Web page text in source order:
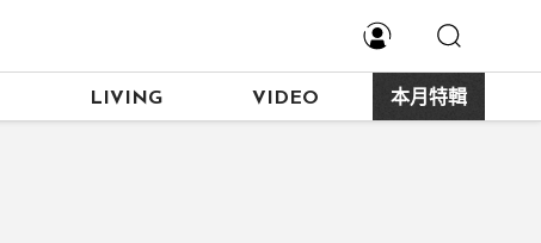
LIVING VIDEO 本月特輯